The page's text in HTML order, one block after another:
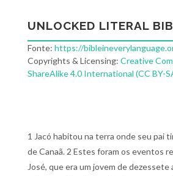
UNLOCKED LITERAL
Fonte: https://
Copyrights & Licensing: Creative
ShareAlike 4.0 International (CC BY-
1 Jacó habitou na terra onde seu pai
de Canaã. 2 Estes foram os eventos
José, que era um jovem de dezessete